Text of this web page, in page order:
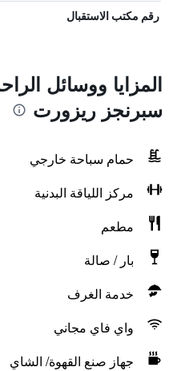
رقم مكتب الاستقبال
المزايا ووسائل
سبرنجز ريزورت
حمام سباحة خارجي
مركز اللياقة البدنية
مطعم
بار / صالة
خدمة الغرف
واي فاي مجاني
جهاز صنع القهوة/ الشاي